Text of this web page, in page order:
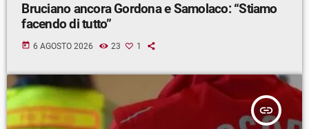
Bruciano ancora Gordona e Samolaco: “Stiamo
facendo di tutto”
today 6 AGOSTO 2026 23 1
insert_link